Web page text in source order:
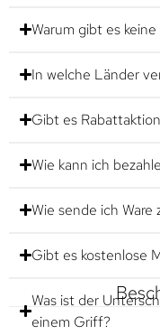
Warum gibt es
In welche Länder
Gibt es
Wie kann ich
Wie sende ich
Gibt es kostenlose
Was ist der
einem Griff?